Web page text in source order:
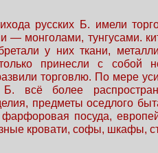
русских Б. имели
— монголами, тунгусами.
у них ткани,
принесли с собой
торговлю. По мере
всё более
предметы оседлого
фарфоровая посуда,
кровати, софы, шкафы,